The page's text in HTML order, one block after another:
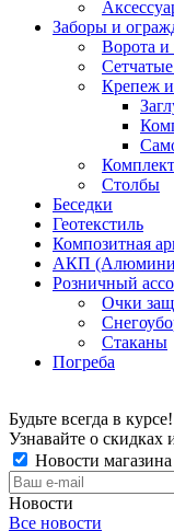
Заборы и
Ворота и
Крепеж
Столбы
Беседки
Геотекстиль
Композитная
АКП
Розничный
Очки
Стаканы
Погреба
Будьте всегда в курсе!
Узнавайте о скидках
Новости магазина
Новости
Все новости